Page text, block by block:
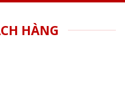
HÀNG